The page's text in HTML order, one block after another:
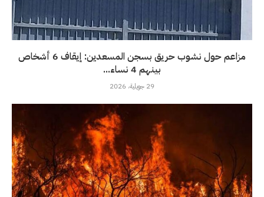
مزاعم حول نشوب حريق بسجن المسعدين: إيقاف 6 أشخاص
بينهم 4 نساء...
29 جويلية، 2026